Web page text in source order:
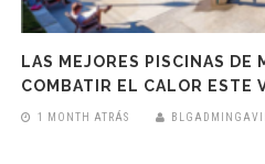
LAS MEJORES PISCINAS DE
COMBATIR EL CALOR ESTE
1 MONTH ATRÁS